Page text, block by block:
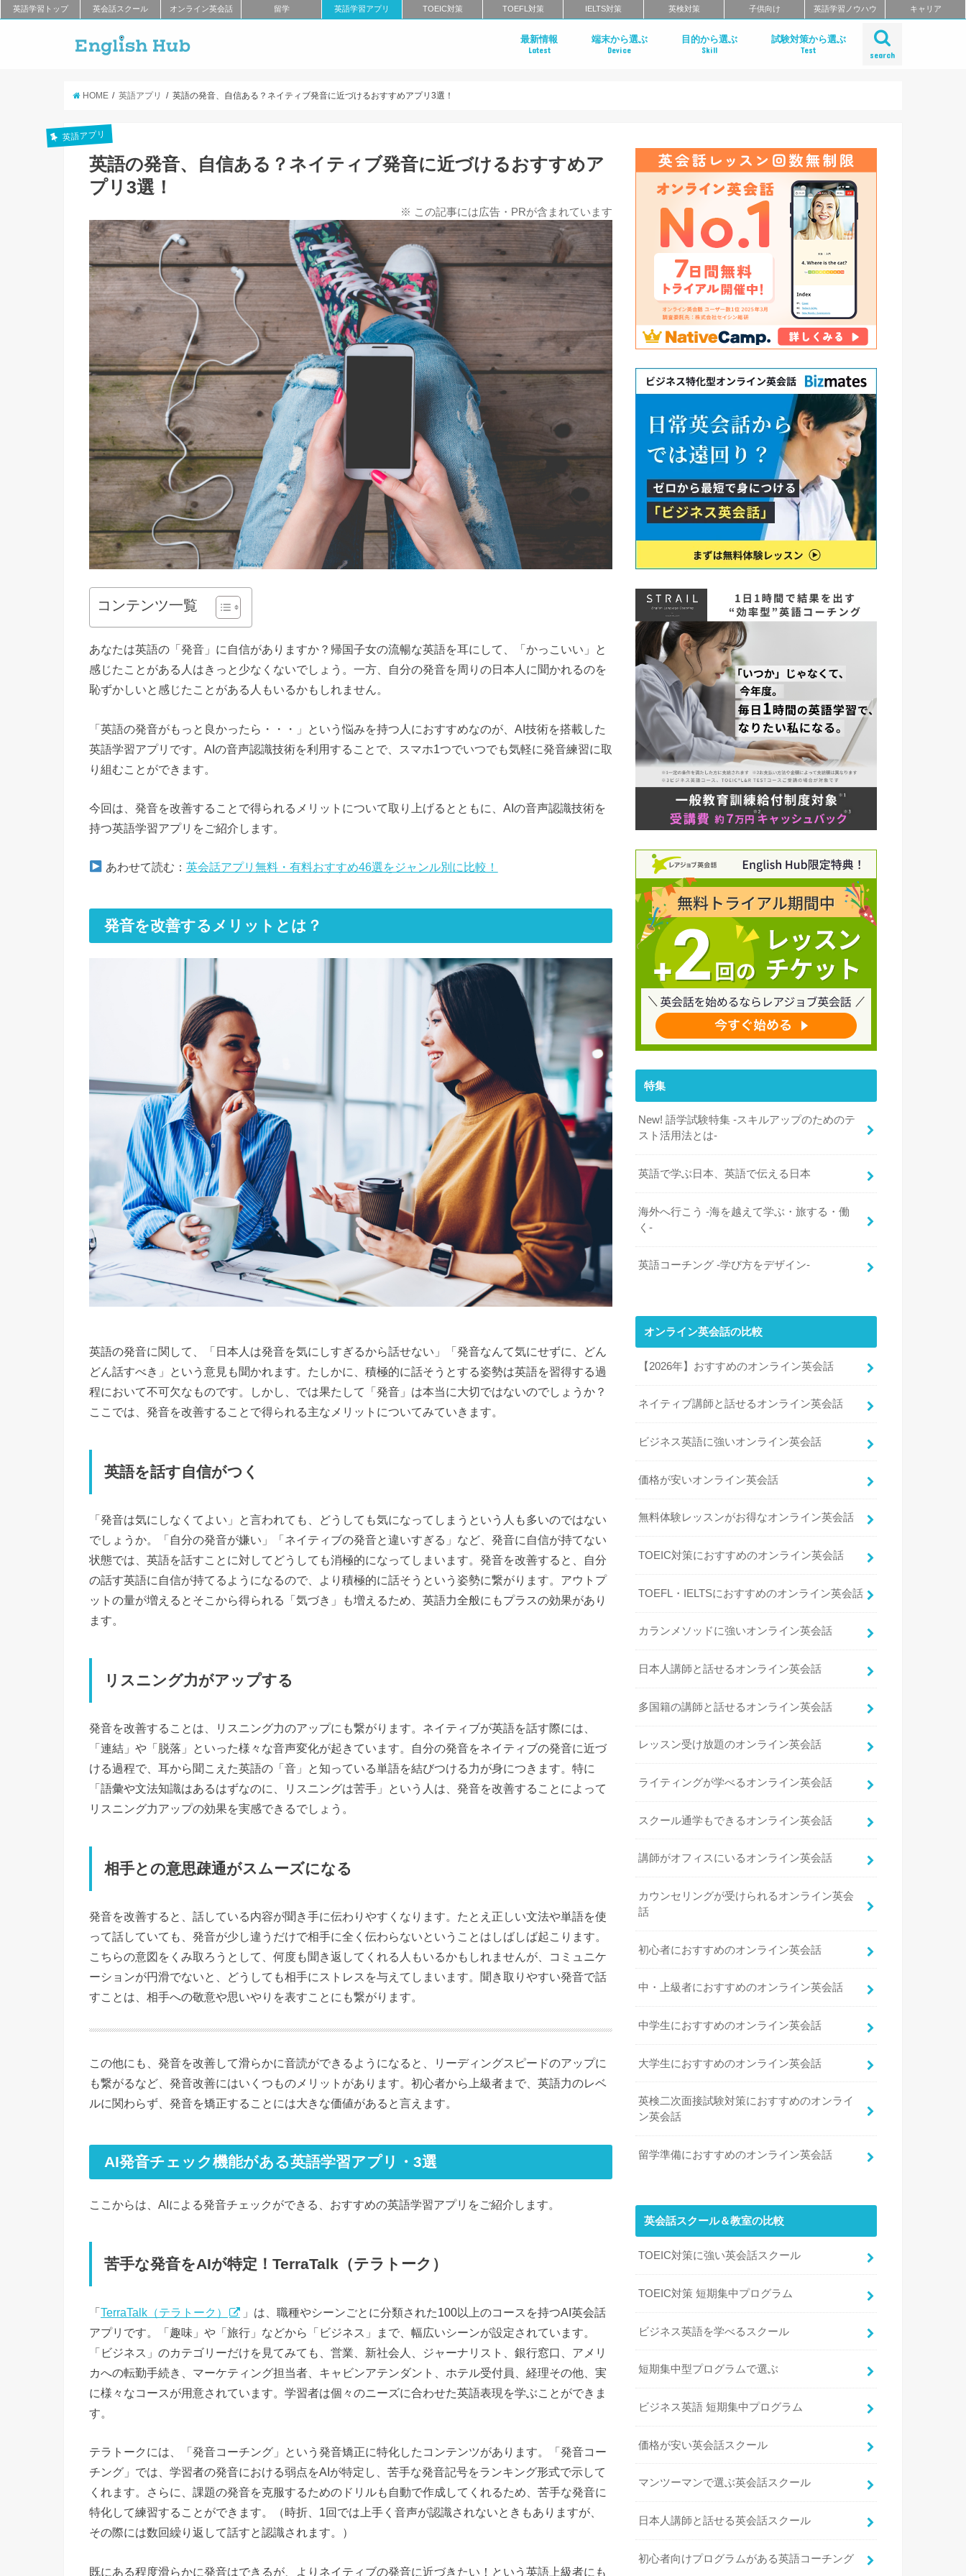
英語学習トップ 英会話スクール オンライン英会話 留学 英語学習アプリ TOEIC対策 TOEFL対策 IELTS対策 英検対策 子供向け 英語学習ノウハウ キャリア
search
最新情報
Latest
端末から選ぶ
Device
目的から選ぶ
Skill
試験対策から選ぶ
Test
HOME 英語アプリ 英語の発音、自信ある？ネイティブ発音に近づけるおすすめアプリ3選！
英語アプリ
英語の発音、自信ある？ネイティブ発音に近づけるおすすめア
プリ3選！
※ この記事には広告・PRが含まれています
コンテンツ一覧
あなたは英語の「発音」に自信がありますか？帰国子女の流暢な英語を耳にして、「かっこいい」と
感じたことがある人はきっと少なくないでしょう。一方、自分の発音を周りの日本人に聞かれるのを
恥ずかしいと感じたことがある人もいるかもしれません。
「英語の発音がもっと良かったら・・・」という悩みを持つ人におすすめなのが、AI技術を搭載した
英語学習アプリです。AIの音声認識技術を利用することで、スマホ1つでいつでも気軽に発音練習に取
り組むことができます。
今回は、発音を改善することで得られるメリットについて取り上げるとともに、AIの音声認識技術を
持つ英語学習アプリをご紹介します。
あわせて読む： 英会話アプリ無料・有料おすすめ46選をジャンル別に比較！
発音を改善するメリットとは？
英語の発音に関して、「日本人は発音を気にしすぎるから話せない」「発音なんて気にせずに、どん
どん話すべき」という意見も聞かれます。たしかに、積極的に話そうとする姿勢は英語を習得する過
程において不可欠なものです。しかし、では果たして「発音」は本当に大切ではないのでしょうか？
ここでは、発音を改善することで得られる主なメリットについてみていきます。
英語を話す自信がつく
「発音は気にしなくてよい」と言われても、どうしても気になってしまうという人も多いのではない
でしょうか。「自分の発音が嫌い」「ネイティブの発音と違いすぎる」など、発音に自信が持てない
状態では、英語を話すことに対してどうしても消極的になってしまいます。発音を改善すると、自分
の話す英語に自信が持てるようになるので、より積極的に話そうという姿勢に繋がります。アウトプ
ットの量が増えるとそこから得られる「気づき」も増えるため、英語力全般にもプラスの効果があり
ます。
リスニング力がアップする
発音を改善することは、リスニング力のアップにも繋がります。ネイティブが英語を話す際には、
「連結」や「脱落」といった様々な音声変化が起きています。自分の発音をネイティブの発音に近づ
ける過程で、耳から聞こえた英語の「音」と知っている単語を結びつける力が身につきます。特に
「語彙や文法知識はあるはずなのに、リスニングは苦手」という人は、発音を改善することによって
リスニング力アップの効果を実感できるでしょう。
相手との意思疎通がスムーズになる
発音を改善すると、話している内容が聞き手に伝わりやすくなります。たとえ正しい文法や単語を使
って話していても、発音が少し違うだけで相手に全く伝わらないということはしばしば起こります。
こちらの意図をくみ取ろうとして、何度も聞き返してくれる人もいるかもしれませんが、コミュニケ
ーションが円滑でないと、どうしても相手にストレスを与えてしまいます。聞き取りやすい発音で話
すことは、相手への敬意や思いやりを表すことにも繋がります。
この他にも、発音を改善して滑らかに音読ができるようになると、リーディングスピードのアップに
も繋がるなど、発音改善にはいくつものメリットがあります。初心者から上級者まで、英語力のレベ
ルに関わらず、発音を矯正することには大きな価値があると言えます。
AI発音チェック機能がある英語学習アプリ・3選
ここからは、AIによる発音チェックができる、おすすめの英語学習アプリをご紹介します。
苦手な発音をAIが特定！TerraTalk（テラトーク）
「TerraTalk（テラトーク）
」は、職種やシーンごとに分類された100以上のコースを持つAI英会話
アプリです。「趣味」や「旅行」などから「ビジネス」まで、幅広いシーンが設定されています。
「ビジネス」のカテゴリーだけを見てみても、営業、新社会人、ジャーナリスト、銀行窓口、アメリ
カへの転勤手続き、マーケティング担当者、キャビンアテンダント、ホテル受付員、経理その他、実
に様々なコースが用意されています。学習者は個々のニーズに合わせた英語表現を学ぶことができま
す。
テラトークには、「発音コーチング」という発音矯正に特化したコンテンツがあります。「発音コー
チング」では、学習者の発音における弱点をAIが特定し、苦手な発音記号をランキング形式で示して
くれます。さらに、課題の発音を克服するためのドリルも自動で作成してくれるため、苦手な発音に
特化して練習することができます。（時折、1回では上手く音声が認識されないときもありますが、
その際には数回繰り返して話すと認識されます。）
既にある程度滑らかに発音はできるが、よりネイティブの発音に近づきたい！という英語上級者にも
特集
New! 語学試験特集 -スキルアップのためのテ
スト活用法とは-
英語で学ぶ日本、英語で伝える日本
海外へ行こう -海を越えて学ぶ・旅する・働
く-
英語コーチング -学び方をデザイン-
オンライン英会話の比較
【2026年】おすすめのオンライン英会話
ネイティブ講師と話せるオンライン英会話
ビジネス英語に強いオンライン英会話
価格が安いオンライン英会話
無料体験レッスンがお得なオンライン英会話
TOEIC対策におすすめのオンライン英会話
TOEFL・IELTSにおすすめのオンライン英会話
カランメソッドに強いオンライン英会話
日本人講師と話せるオンライン英会話
多国籍の講師と話せるオンライン英会話
レッスン受け放題のオンライン英会話
ライティングが学べるオンライン英会話
スクール通学もできるオンライン英会話
講師がオフィスにいるオンライン英会話
カウンセリングが受けられるオンライン英会
話
初心者におすすめのオンライン英会話
中・上級者におすすめのオンライン英会話
中学生におすすめのオンライン英会話
大学生におすすめのオンライン英会話
英検二次面接試験対策におすすめのオンライ
ン英会話
留学準備におすすめのオンライン英会話
英会話スクール＆教室の比較
TOEIC対策に強い英会話スクール
TOEIC対策 短期集中プログラム
ビジネス英語を学べるスクール
短期集中型プログラムで選ぶ
ビジネス英語 短期集中プログラム
価格が安い英会話スクール
マンツーマンで選ぶ英会話スクール
日本人講師と話せる英会話スクール
初心者向けプログラムがある英語コーチング